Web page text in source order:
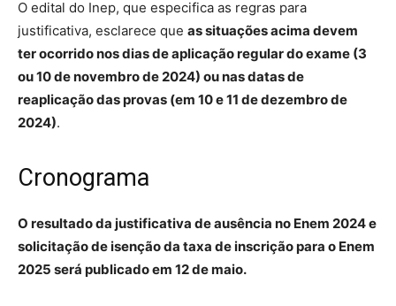
O edital do Inep, que especifica as regras para
justificativa, esclarece que as situações acima devem
ter ocorrido nos dias de aplicação regular do exame (3
ou 10 de novembro de 2024) ou nas datas de
reaplicação das provas (em 10 e 11 de dezembro de
2024).
Cronograma
O resultado da justificativa de ausência no Enem 2024 e
solicitação de isenção da taxa de inscrição para o Enem
2025 será publicado em 12 de maio.